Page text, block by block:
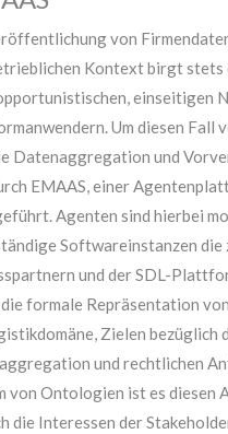
von
Kontext birgt stets
einseitigen
Um diesen Fall
Datenaggregation und
EMAAS, einer
Agenten sind hierbei
Softwareinstanzen die
und der SDL-
formale Repräsentation
Zielen bezüglich
und rechtlichen
von Ontologien ist es diesen
die Interessen der